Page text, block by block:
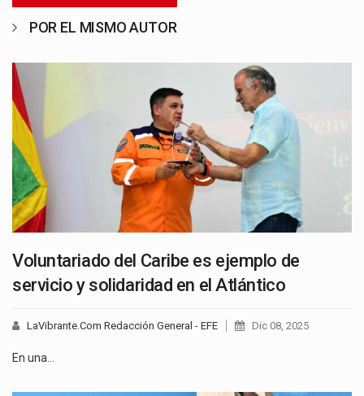
POR EL MISMO AUTOR
Voluntariado del Caribe es ejemplo de
servicio y solidaridad en el Atlántico
LaVibrante.Com Redacción General - EFE Dic 08, 2025
En una…